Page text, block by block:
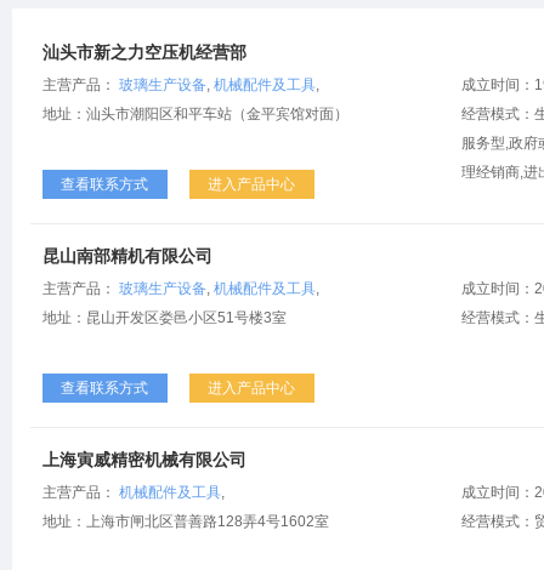
印花机
离心机
二手玻璃机械
玻璃精雕机 中空玻璃设备 玻璃
汕头市新之力空压机经营部
主营产品： 玻璃生产设备, 机械配件及工具,
地址：汕头市潮阳区和平车站（金平宾馆对面）
成立时间：
经营模式：
服务型,政府
理经销商,进
查看联系方式 进入产品中心
昆山南部精机有限公司
主营产品： 玻璃生产设备, 机械配件及工具,
地址：昆山开发区娄邑小区51号楼3室
成立时间：
经营模式：
查看联系方式 进入产品中心
上海寅威精密机械有限公司
主营产品： 机械配件及工具,
地址：上海市闸北区普善路128弄4号1602室
成立时间：
经营模式：